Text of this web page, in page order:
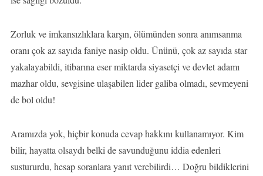
Zorluk ve imkansızlıklara karşın, ölümünden sonra anımsanma
oranı çok az sayıda faniye nasip oldu. Ününü, çok az sayıda star
yakalayabildi, itibarına eser miktarda siyasetçi ve devlet adamı
mazhar oldu, sevgisine ulaşabilen lider galiba olmadı, sevmeyeni
de bol oldu!
Aramızda yok, hiçbir konuda cevap hakkını kullanamıyor. Kim
bilir, hayatta olsaydı belki de savunduğunu iddia edenleri
sustururdu, hesap soranlara yanıt verebilirdi… Doğru bildiklerini